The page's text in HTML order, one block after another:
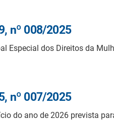
nº 008/2025
Especial dos Direitos da
nº 007/2025
do ano de 2026 prevista